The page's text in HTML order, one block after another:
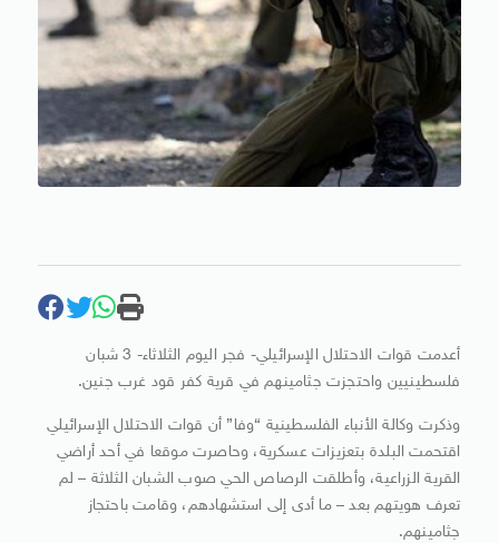
أعدمت قوات الاحتلال الإسرائيلي- فجر اليوم الثلاثاء- 3 شبان
فلسطينيين واحتجزت جثامينهم في قرية كفر قود غرب جنين.
وذكرت وكالة الأنباء الفلسطينية “وفا” أن قوات الاحتلال الإسرائيلي
اقتحمت البلدة بتعزيزات عسكرية، وحاصرت موقعا في أحد أراضي
القرية الزراعية، وأطلقت الرصاص الحي صوب الشبان الثلاثة – لم
تعرف هويتهم بعد – ما أدى إلى استشهادهم، وقامت باحتجاز
جثامينهم.